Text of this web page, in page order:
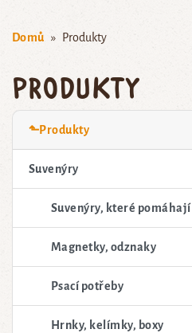
Domů Produkty
Produkty
⬑Produkty
Suvenýry
Suvenýry, které pomáhají
Magnetky, odznaky
Psací potřeby
Hrnky, kelímky, boxy